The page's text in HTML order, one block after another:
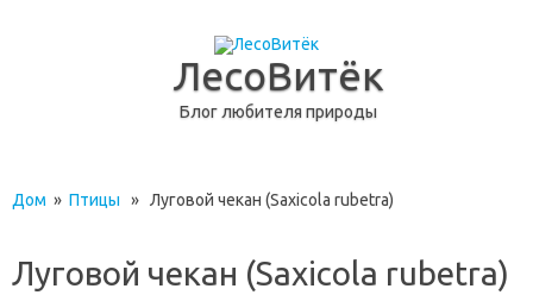
ЛесоВитёк
Блог любителя природы
Дом » Птицы » Луговой чекан (Saxicola rubetra)
Луговой чекан (Saxicola rubetra)